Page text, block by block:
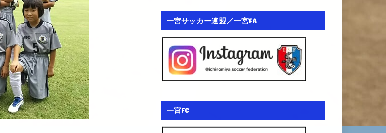
一宮サッカー連盟／一宮FA
一宮FC